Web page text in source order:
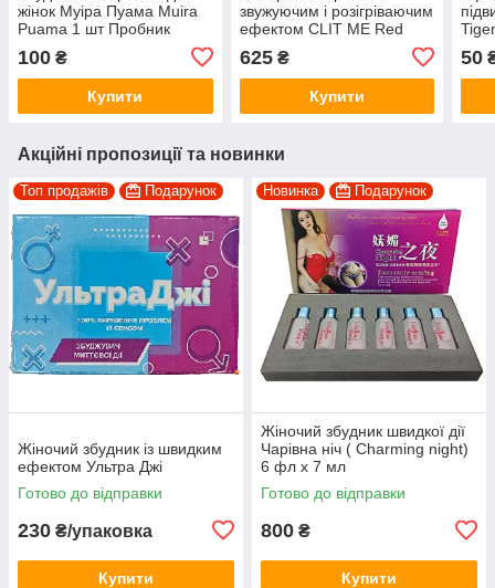
жінок Муіра Пуама Muira
Puama 1 шт Пробник
100 ₴
Купити
звужуючим і розігріваючим
ефектом CLIT ME Red
625₴
Купити
50
Акційні пропозиції та новинки
Топ продажів Подарунок
Жіночий збудник із швидким
ефектом Ультра Джі
Готово до відправки
230 ₴/упаковка
Купити
Новинка Подарунок
Жіночий збудник швидкої дії
Чарівна ніч ( Charming night)
6 фл х 7 мл
Готово до відправки
800 ₴
Купити